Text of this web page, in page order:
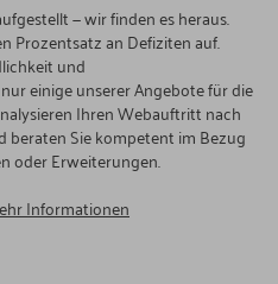
— wir finden es heraus.
Prozentsatz an Defiziten auf.
und
einige unserer Angebote für die
Ihren Webauftritt nach
Sie kompetent im Bezug
oder Erweiterungen.
Informationen